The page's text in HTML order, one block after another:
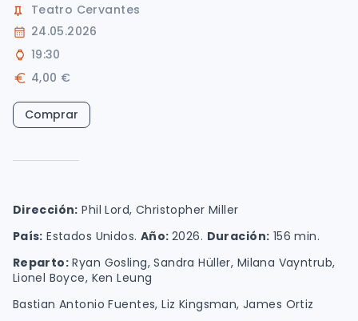
Teatro Cervantes
24.05.2026
19:30
4,00 €
Comprar
Dirección: Phil Lord, Christopher Miller
País: Estados Unidos. Año:2026. Duración: 156 min.
Reparto: Ryan Gosling, Sandra Hüller, Milana Vayntrub,
Lionel Boyce, Ken Leung
Bastian Antonio Fuentes, Liz Kingsman, James Ortiz